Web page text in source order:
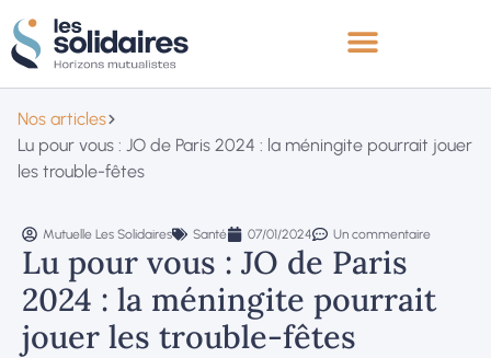
Nos articles
Lu pour vous : JO de Paris 2024 : la méningite pourrait jouer
les trouble-fêtes
Mutuelle Les Solidaires Santé 07/01/2024 Un commentaire
Lu pour vous : JO de Paris
2024 : la méningite pourrait
jouer les trouble-fêtes